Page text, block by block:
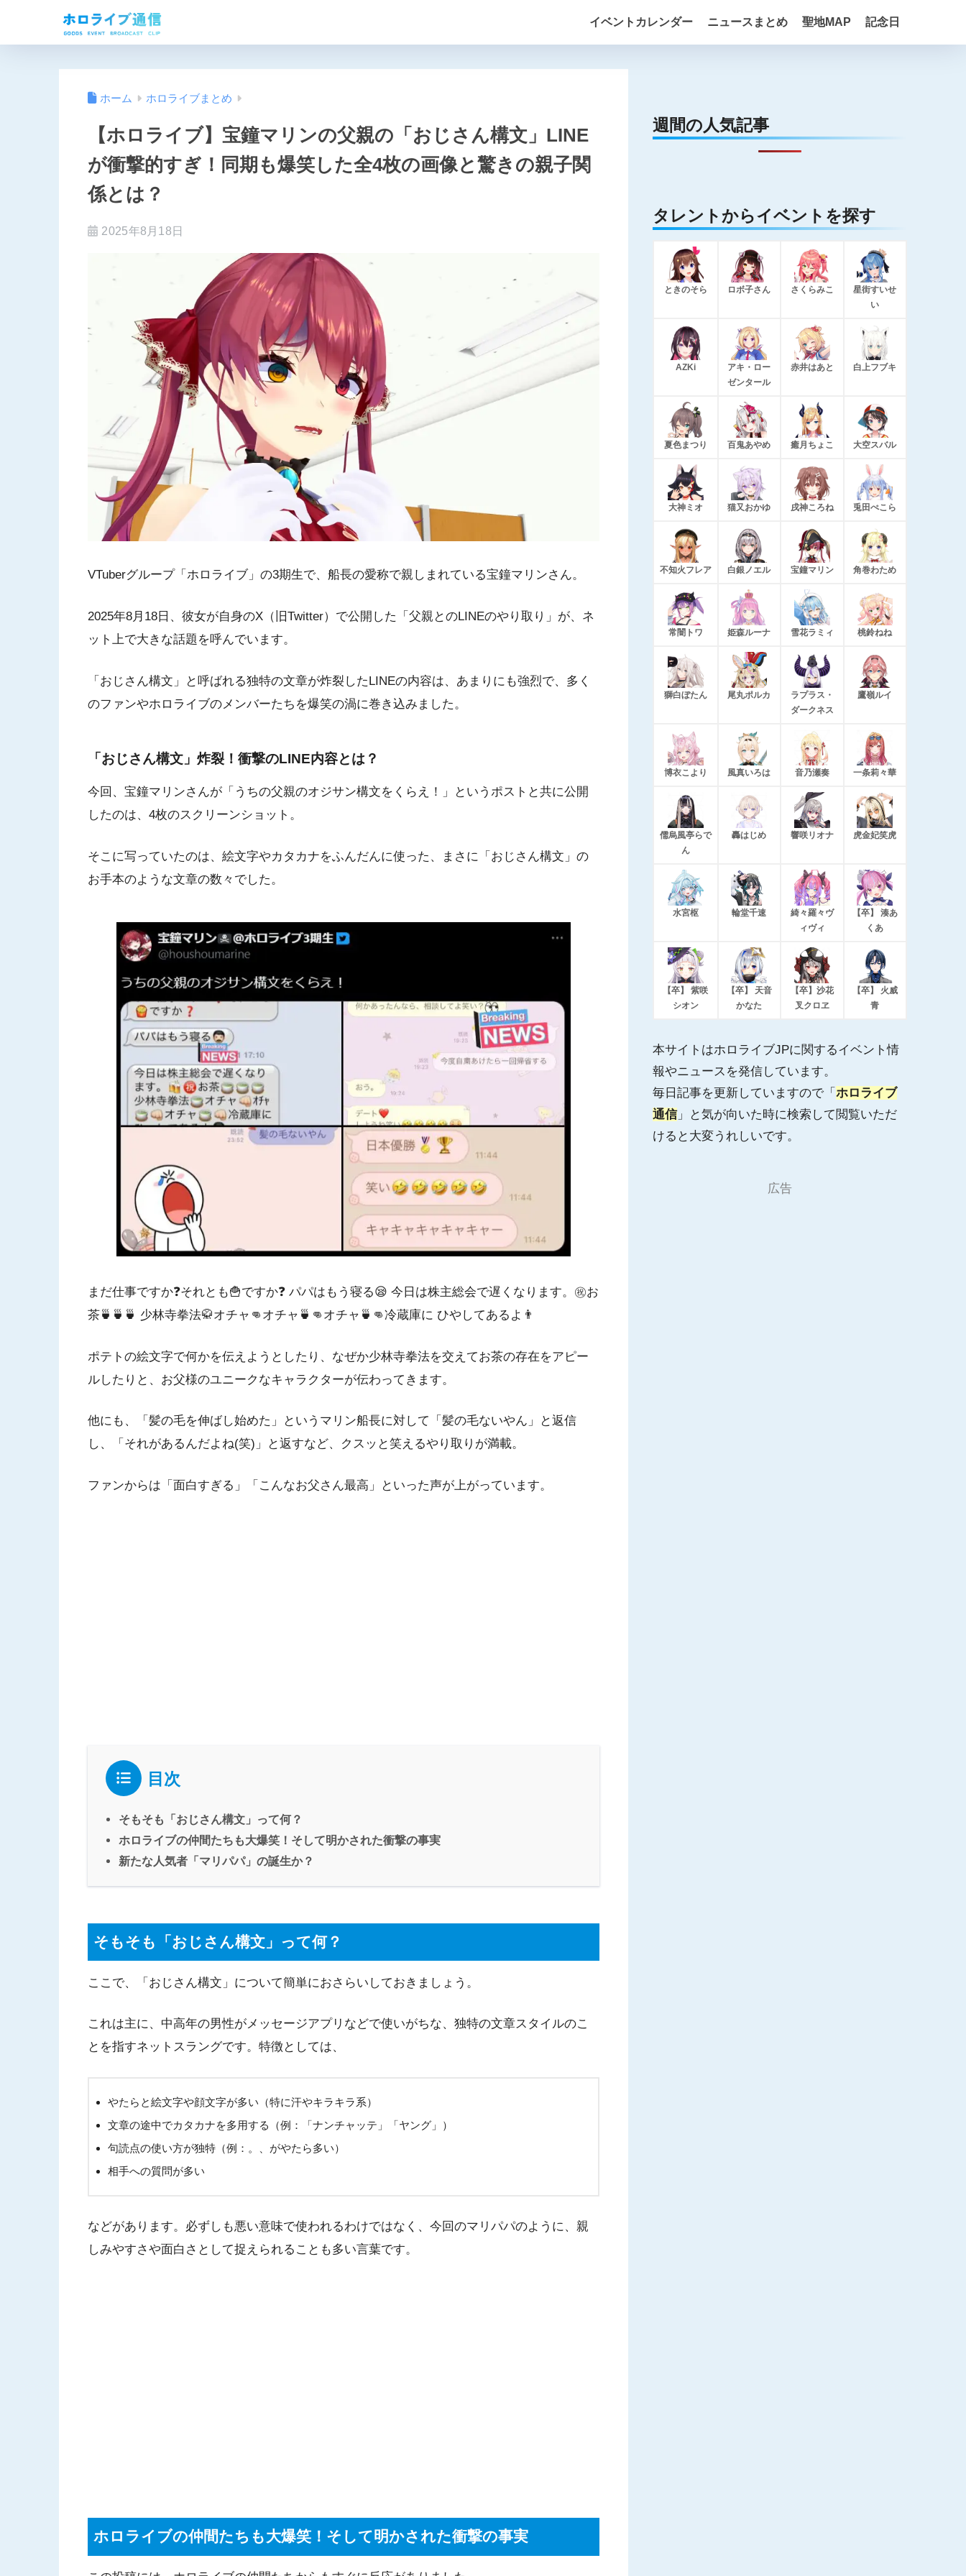
イベントカレンダー ニュースまとめ 聖地MAP 記念日
ホーム ホロライブまとめ
【ホロライブ】宝鐘マリンの父親の「おじさん構文」LINE
が衝撃的すぎ！同期も爆笑した全4枚の画像と驚きの親子関
係とは？
2025年8月18日
VTuberグループ「ホロライブ」の3期生で、船長の愛称で親しまれている宝鐘マリンさん。
2025年8月18日、彼女が自身のX（旧Twitter）で公開した「父親とのLINEのやり取り」が、ネ
ット上で大きな話題を呼んでいます。
「おじさん構文」と呼ばれる独特の文章が炸裂したLINEの内容は、あまりにも強烈で、多く
のファンやホロライブのメンバーたちを爆笑の渦に巻き込みました。
「おじさん構文」炸裂！衝撃のLINE内容とは？
今回、宝鐘マリンさんが「うちの父親のオジサン構文をくらえ！」というポストと共に公開
したのは、4枚のスクリーンショット。
そこに写っていたのは、絵文字やカタカナをふんだんに使った、まさに「おじさん構文」の
お手本のような文章の数々でした。
まだ仕事ですか❓それとも🍟ですか❓ パパはもう寝る😪 今日は株主総会で遅くなります。㊗️お
茶🍵🍵🍵 少林寺拳法🥋オチャ👊オチャ🍵👊オチャ🍵👊冷蔵庫に ひやしてあるよ👨
ポテトの絵文字で何かを伝えようとしたり、なぜか少林寺拳法を交えてお茶の存在をアピー
ルしたりと、お父様のユニークなキャラクターが伝わってきます。
他にも、「髪の毛を伸ばし始めた」というマリン船長に対して「髪の毛ないやん」と返信
し、「それがあるんだよね(笑)」と返すなど、クスッと笑えるやり取りが満載。
ファンからは「面白すぎる」「こんなお父さん最高」といった声が上がっています。
目次
そもそも「おじさん構文」って何？
ホロライブの仲間たちも大爆笑！そして明かされた衝撃の事実
新たな人気者「マリパパ」の誕生か？
そもそも「おじさん構文」って何？
ここで、「おじさん構文」について簡単におさらいしておきましょう。
これは主に、中高年の男性がメッセージアプリなどで使いがちな、独特の文章スタイルのこ
とを指すネットスラングです。特徴としては、
やたらと絵文字や顔文字が多い（特に汗やキラキラ系）
文章の途中でカタカナを多用する（例：「ナンチャッテ」「ヤング」）
句読点の使い方が独特（例：。、がやたら多い）
相手への質問が多い
などがあります。必ずしも悪い意味で使われるわけではなく、今回のマリパパのように、親
しみやすさや面白さとして捉えられることも多い言葉です。
ホロライブの仲間たちも大爆笑！そして明かされた衝撃の事実
週間の人気記事
タレントからイベントを探す
ときのそら ロボ子さん さくらみこ
星街すいせ
い
AZKi
アキ・ロー
ゼンタール
赤井はあと 白上フブキ
夏色まつり 百鬼あやめ 癒月ちょこ 大空スバル
大神ミオ 猫又おかゆ 戌神ころね 兎田ぺこら
不知火フレア 白銀ノエル 宝鐘マリン 角巻わため
常闇トワ 姫森ルーナ 雪花ラミィ 桃鈴ねね
獅白ぼたん 尾丸ポルカ
ラプラス・
ダークネス
鷹嶺ルイ
博衣こより 風真いろは 音乃瀬奏 一条莉々華
儒烏風亭らで
ん
轟はじめ 響咲リオナ 虎金妃笑虎
水宮枢 輪堂千速
綺々羅々ヴ
ィヴィ
【卒】 湊あ
くあ
【卒】 紫咲
シオン
【卒】 天音
かなた
【卒】沙花
叉クロヱ
【卒】 火威
青
本サイトはホロライブJPに関するイベント情
報やニュースを発信しています。
毎日記事を更新していますので「 ホロライブ
通信」と気が向いた時に検索して閲覧いただ
けると大変うれしいです。
広告